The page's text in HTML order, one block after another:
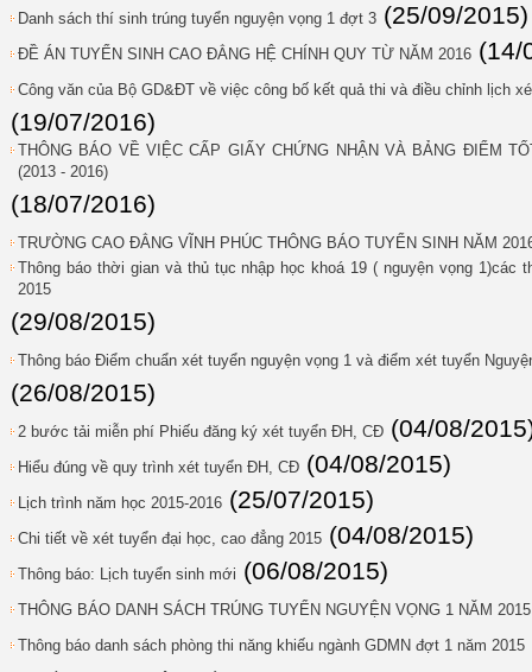
Danh sách thí sinh trúng tuyển nguyện vọng 1 đợt 3 (25/09/2015)
ĐỀ ÁN TUYỂN SINH CAO ĐẲNG HỆ CHÍNH QUY TỪ NĂM 2016 (14/
Công văn của Bộ GD&ĐT về việc công bố kết quả thi và điều chỉnh lịch
(19/07/2016)
THÔNG BÁO VỀ VIỆC CẤP GIẤY CHỨNG NHẬN VÀ BẢNG ĐIỂM
(2013 - 2016)
(18/07/2016)
TRƯỜNG CAO ĐẲNG VĨNH PHÚC THÔNG BÁO TUYỂN SINH NĂM
Thông báo thời gian và thủ tục nhập học khoá 19 ( nguyện vọng 1)các
2015
(29/08/2015)
Thông báo Điểm chuẩn xét tuyển nguyện vọng 1 và điểm xét tuyển
(26/08/2015)
2 bước tải miễn phí Phiếu đăng ký xét tuyển ĐH, CĐ (04/08/
Hiểu đúng về quy trình xét tuyển ĐH, CĐ (04/08/2015)
Lịch trình năm học 2015-2016 (25/07/2015)
Chi tiết về xét tuyển đại học, cao đẳng 2015 (04/08/2015)
Thông báo: Lịch tuyển sinh mới (06/08/2015)
THÔNG BÁO DANH SÁCH TRÚNG TUYỂN NGUYỆN VỌNG 1 NĂM 2015
Thông báo danh sách phòng thi năng khiếu ngành GDMN đợt 1 năm 2015